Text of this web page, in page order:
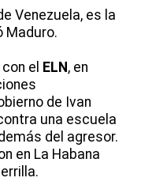
Venezuela, es la
Maduro.
el ELN , en
de Ivan
una escuela
del agresor.
en La Habana